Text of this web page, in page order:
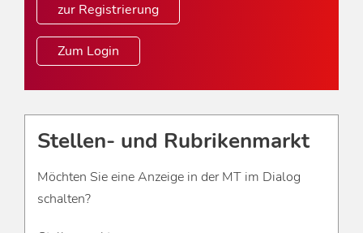
zur Registrierung
Zum Login
Stellen- und Rubrikenmarkt
Möchten Sie eine Anzeige in der MT im Dialog
schalten?